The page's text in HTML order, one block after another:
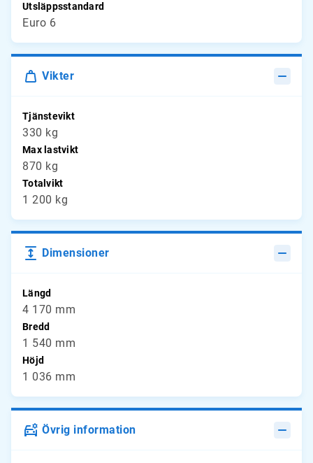
Utsläppsstandard
Euro 6
Vikter
Tjänstevikt
330 kg
Max lastvikt
870 kg
Totalvikt
1 200 kg
Dimensioner
Längd
4 170 mm
Bredd
1 540 mm
Höjd
1 036 mm
Övrig information